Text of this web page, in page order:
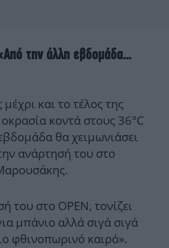
την άλλη εβδομάδα...
και το τέλος της
κοντά στους 36°C
θα χειμωνιάσει
ανάρτησή του στο
του στο ΟΡΕΝ, τονίζει
μπάνιο αλλά σιγά σιγά
φθινοπωρινό καιρό».